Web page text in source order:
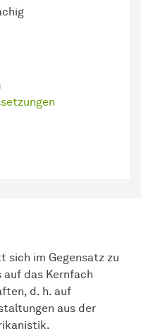
sich im Gegensatz zu
das Kernfach
d. h. auf
aus der